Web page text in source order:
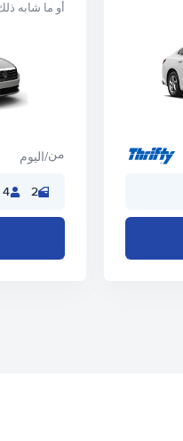
أو ما شابه
من/اليوم
2
4